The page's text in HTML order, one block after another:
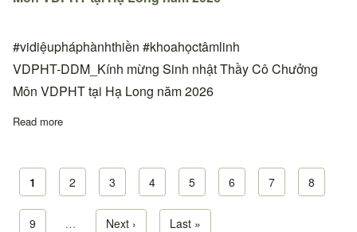
#vidiệupháphànhthiền #khoahọctâmlinh
VDPHT-DDM_Kính mừng Sinh nhật Thầy Cô Chưởng
Môn VDPHT tại Hạ Long năm 2026
Read more
Pagination
Current page
1 Page
2 Page
3 Page
4 Page
5 Page
6 Page
7 Page
8
Page
9 … Next page
Next › Last page
Last »